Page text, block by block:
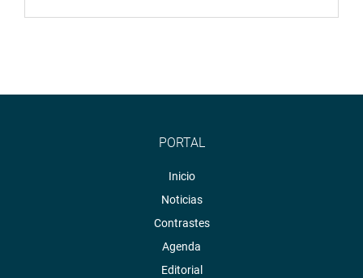
PORTAL
Inicio
Noticias
Contrastes
Agenda
Editorial